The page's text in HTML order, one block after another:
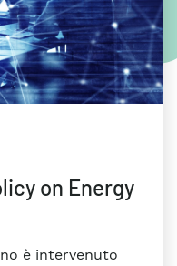
on Energy
è intervenuto